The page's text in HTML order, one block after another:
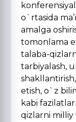
o`rtasida
amalga
tomonlama
talaba-
tarbiyalash,
etish, o`z
kabi
qizlarni milliy